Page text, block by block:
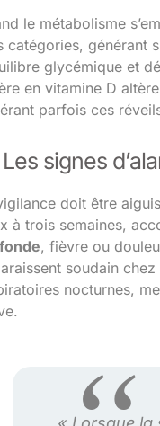
le métabolisme
catégories, générant
glycémique et
en vitamine D
parfois ces
Les signes
doit être
à trois semaines,
, fièvre ou
soudain
nocturnes,